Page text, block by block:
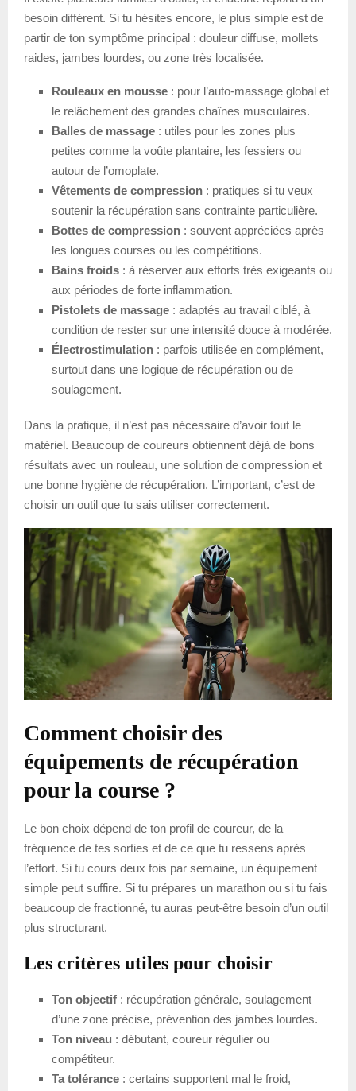
besoin différent. Si tu hésites encore, le plus simple est de
partir de ton symptôme principal : douleur diffuse, mollets
raides, jambes lourdes, ou zone très localisée.
Rouleaux en mousse : pour l’auto-massage global et
le relâchement des grandes chaînes musculaires.
Balles de massage : utiles pour les zones plus
petites comme la voûte plantaire, les fessiers ou
autour de l’omoplate.
Vêtements de compression : pratiques si tu veux
soutenir la récupération sans contrainte particulière.
Bottes de compression : souvent appréciées après
les longues courses ou les compétitions.
Bains froids : à réserver aux efforts très exigeants ou
aux périodes de forte inflammation.
Pistolets de massage : adaptés au travail ciblé, à
condition de rester sur une intensité douce à modérée.
Électrostimulation : parfois utilisée en complément,
surtout dans une logique de récupération ou de
soulagement.
Dans la pratique, il n’est pas nécessaire d’avoir tout le
matériel. Beaucoup de coureurs obtiennent déjà de bons
résultats avec un rouleau, une solution de compression et
une bonne hygiène de récupération. L’important, c’est de
choisir un outil que tu sais utiliser correctement.
Comment choisir des
équipements de récupération
pour la course ?
Le bon choix dépend de ton profil de coureur, de la
fréquence de tes sorties et de ce que tu ressens après
l’effort. Si tu cours deux fois par semaine, un équipement
simple peut suffire. Si tu prépares un marathon ou si tu fais
beaucoup de fractionné, tu auras peut-être besoin d’un outil
plus structurant.
Les critères utiles pour choisir
Ton objectif : récupération générale, soulagement
d’une zone précise, prévention des jambes lourdes.
Ton niveau : débutant, coureur régulier ou
compétiteur.
Ta tolérance : certains supportent mal le froid,